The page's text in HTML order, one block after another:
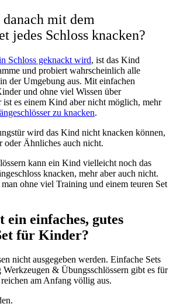
mit dem
jedes Schloss knacken?
Schloss geknackt wird, ist das Kind
und probiert wahrscheinlich alle
der Umgebung aus. Mit einfachen
und ohne viel Wissen über
ist es einem Kind aber nicht möglich, mehr
zu knacken.
wird das Kind nicht knacken können,
oder Ähnliches auch nicht.
kann ein Kind vielleicht noch das
knacken, mehr aber auch nicht.
ohne viel Training und einem teuren Set
ein einfaches, gutes
für Kinder?
nicht ausgegeben werden. Einfache Sets
& Übungsschlössern gibt es für
am Anfang völlig aus.